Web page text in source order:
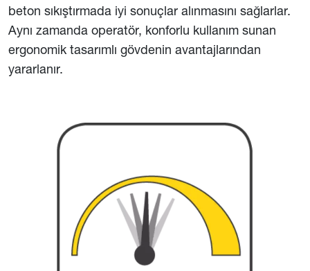
beton sıkıştırmada iyi sonuçlar alınmasını sağlarlar.
Aynı zamanda operatör, konforlu kullanım sunan
ergonomik tasarımlı gövdenin avantajlarından
yararlanır.